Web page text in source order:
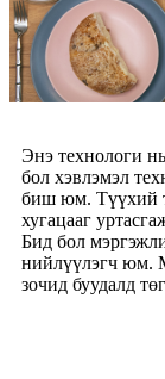
Энэ технологи
бол хэвлэмэл
биш юм. Түүхий
хугацааг
Бид бол
нийлүүлэгч юм.
зочид буудалд